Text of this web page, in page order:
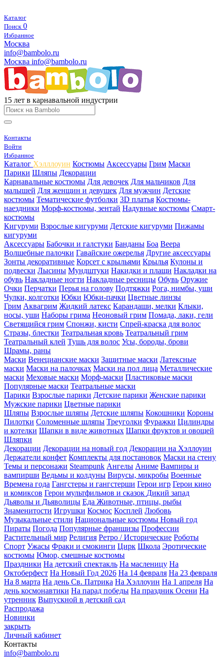
Каталог
Поиск 0
Избранное
Москва
info@bambolo.ru
Москва info@bambolo.ru
15 лет в карнавальной индустрии
Контакты
Войти
Избранное
Каталог Хэлллоуин Костюмы Аксессуары Грим Маски
Парики Шляпы Декорации
Карнавальные костюмы Для девочек Для мальчиков Для
малышей Для женщин и девушек Для мужчин Детские
костюмы Тематические футболки 3D платья Костюмы-
наездники Морф-костюмы, зентай Надувные костюмы Смарт-
костюмы
Кигуруми Взрослые кигуруми Детские кигуруми Пижамы
кигуруми
Аксессуары Бабочки и галстуки Банданы Боа Веера
Волшебные палочки Гавайские ожерелья Другие аксессуары
Зонты декоративные Корсет с крыльями Крылья Кулоны и
подвески Лысины Мундштуки Накидки и плащи Накладки на
обувь Накладные ногти Накладные ресницы Обувь Оружие
Очки Перчатки Перья на голову Подтяжки Рога, нимбы, уши
Чулки, колготки Юбки Юбки-пачки Цветные линзы
Грим Аквагрим Жидкий латекс Карандаши, мелки Клыки,
носы, уши Наборы грима Неоновый грим Помада, лаки, гели
Светящийся грим Спонжи, кисти Спрей-краска для волос
Стразы, блестки Театральная кровь Театральный грим
Театральный клей Тушь для волос Усы, бороды, брови
Шрамы, раны
Маски Венецианские маски Защитные маски Латексные
маски Маски на палочках Маски на пол лица Металлические
маски Меховые маски Морф-маски Пластиковые маски
Популярные маски Театральные маски
Парики Взрослые парики Детские парики Женские парики
Мужские парики Цветные парики
Шляпы Взрослые шляпы Детские шляпы Кокошники Короны
Пилотки Соломенные шляпы Треуголки Фуражки Цилиндры
и котелки Шапки в виде животных Шапки фруктов и овощей
Шляпки
Декорации Декорации на новый год Декорации на Хэллоуин
Держатели конфет Комплекты для постановок Маски на стену
Темы и персонажи Steampunk Ангелы Аниме Вампиры и
вампирши Ведьмы и колдуны Вирусы, микробы Военные
Времена года Гангстеры и гангстерши Герои игр Герои кино
и комиксов Герои мультфильмов и сказок Дикий запад
Дьяволы и Дьяволицы Еда Животные, птицы, рыбы
Знаменитости Игрушки Космос Косплей Любовь
Музыкальные стили Национальные костюмы Новый год
Пираты Погода Популярные франшизы Профессии
Растительный мир Религия Ретро / Исторические Роботы
Спорт Ужасы Фраки и смокинги Цирк Школа Эротические
костюмы Юмор, смешные костюмы
Праздники На детский спектакль На масленицу На
Октоберфест На Новый Год 2026 На 14 февраля На 23 февраля
На 8 марта На день Св. Патрика На Хэллоуин На 1 апреля На
день космонавтики На парад победы На праздник Осени На
утренник Выпускной в детский сад
Распродажа
Новинки
закрыть
Личный кабинет
Контакты
info@bambolo.ru